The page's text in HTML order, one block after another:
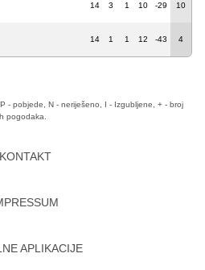
14 3 1 10 -29 10
14 1 1 12 -43 4
- pobjede, N - neriješeno, I - Izgubljene, + - broj
pogodaka.
KONTAKT
APLIKACIJE